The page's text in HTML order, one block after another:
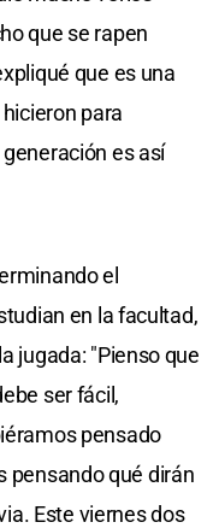
que se rapen
que es una
para
es así
el
en la facultad,
jugada: "Pienso que
ser fácil,
pensado
pensando qué dirán
Este viernes dos